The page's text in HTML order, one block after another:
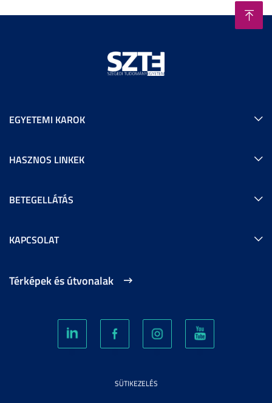
EGYETEMI KAROK
HASZNOS LINKEK
BETEGELLÁTÁS
KAPCSOLAT
Térképek és útvonalak
SÜTIKEZELÉS